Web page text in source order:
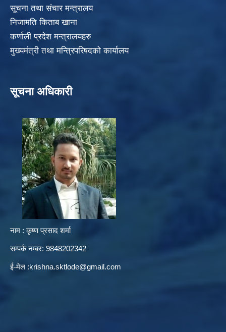
सूचना तथा संचार मन्त्रालय
निजामति किताब खाना
कर्णाली प्रदेश मन्त्रालयहरु
मुख्यमंत्री तथा मन्त्रिपरिषदको कार्यालय
सूचना अधिकारी
नाम : कृष्ण प्रसाद शर्मा
सम्पर्क नम्बर: 9848202342
ई-मेल :krishna.sktlode@gmail.com